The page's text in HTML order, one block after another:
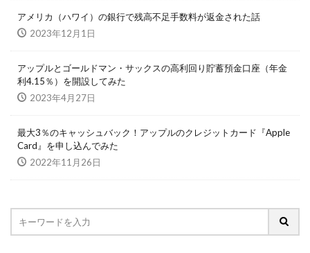
アメリカ（ハワイ）の銀行で残高不足手数料が返金された話
2023年12月1日
アップルとゴールドマン・サックスの高利回り貯蓄預金口座（年金
利4.15％）を開設してみた
2023年4月27日
最大3％のキャッシュバック！アップルのクレジットカード『Apple
Card』を申し込んでみた
2022年11月26日